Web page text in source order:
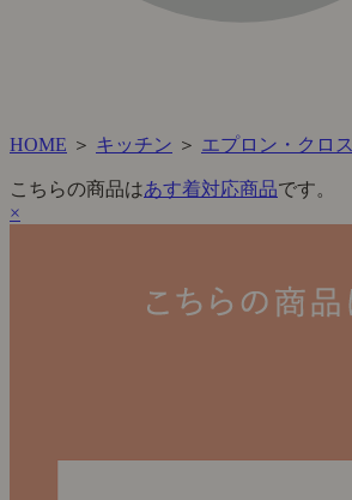
HOME ＞ キッチン ＞ エプロン・クロス
こちらの商品はあす着対応商品です。
×